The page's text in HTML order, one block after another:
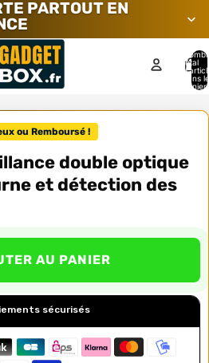
PARTOUT EN
total
dans le
ou Remboursé !
double optique
et détection des
AU PANIER
sécurisés